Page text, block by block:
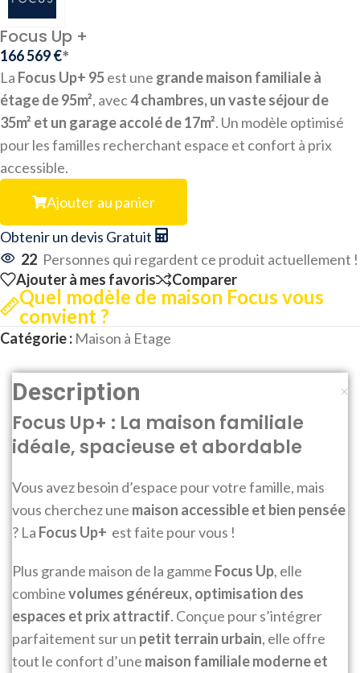
Focus Up +
166 569€*
La Focus Up+ 95est une grande maison familiale à
étage de 95m², avec4 chambres, un vaste séjour de
35m² et un garage accolé de 17m². Un modèle optimisé
pour les familles recherchant espace et confort à prix
accessible.
Ajouter au panier
Obtenir un devis Gratuit
22 Personnes qui regardent ce produit actuellement !
Ajouter à mes favoris
Comparer
Quel modèle de maison Focus vous
convient ?
Catégorie : Maison à Etage
Description
Focus Up+ : La maison familiale
idéale, spacieuse et abordable
Vous avez besoin d’espace pour votre famille, mais
vous cherchez une maison accessible et bien pensée
? La Focus Up+ est faite pour vous !
Plus grande maison de la gamme Focus Up, elle
combinevolumes généreux, optimisation des
espaces et prix attractif. Conçue pour s’intégrer
parfaitement sur un petit terrain urbain, elle offre
tout le confort d’une maison familiale moderne et